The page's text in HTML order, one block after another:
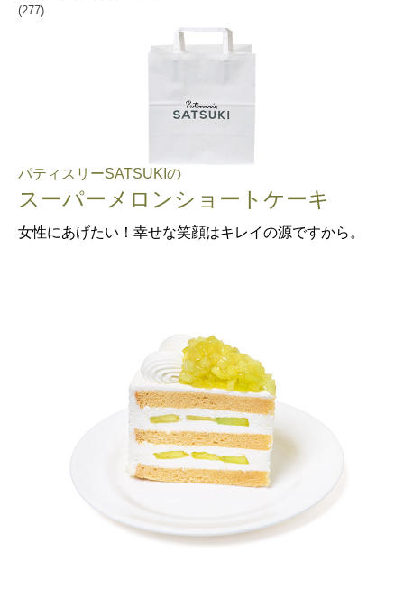
(277)
パティスリーSATSUKIの
スーパーメロンショートケーキ
女性にあげたい！幸せな笑顔はキレイの源ですから。